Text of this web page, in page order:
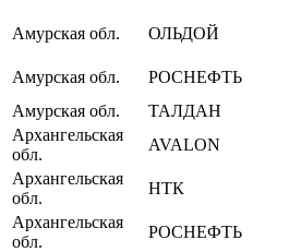
Амурская обл. ОЛЬДОЙ
Амурская обл. РОСНЕФТЬ
Амурская обл.
ТАЛДАН
Архангельская
обл.
AVALON
Архангельская
обл.
НТК
Архангельская
обл.
РОСНЕФТЬ